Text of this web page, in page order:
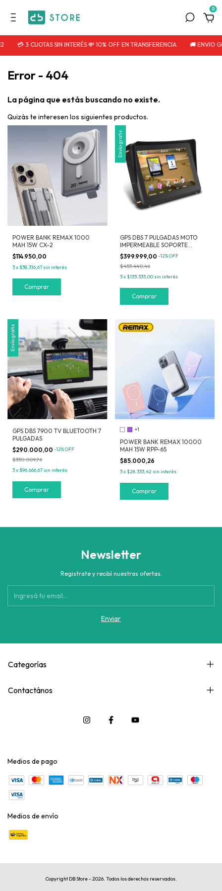
0
💳 3 CUOTAS SIN INTERÉS 💸 10% OFF EN TRANSFERENCIA 🚚 ENVIO
Error - 404
La página que estás buscando no existe.
Quizás te interesen los siguientes productos.
POWER BANK REMAX 1000
MAH 15W CX-2
$114.950,00
3x$38.316,67 sin interés
Comprar
Envío gratis
GPS DBS 7 PULGADAS MOTO
IMPERMEABLE SOPORTE
REFORZADO MAPAS
MERCOSUR
$399.999,00 -12%OFF
$453.440,46
3x$133.333,00 sin interés
Envío gratis
GPS DBS 7900 TV BLUETOOTH 7
PULGADAS
$290.000,00 -12%OFF
$330.009,76
3x$96.666,67 sin interés
+1
POWER BANK REMAX 10000
MAH 15W RPP-65
$85.000,26
3x$28.333,42 sin interés
Comprar
Newsletter
Registrate y recibí nuestras ofertas.
Categorías
Contactános
Medios de pago
Medios de envío
Copyright DB Store - 2026. Todos los derechos reservados.